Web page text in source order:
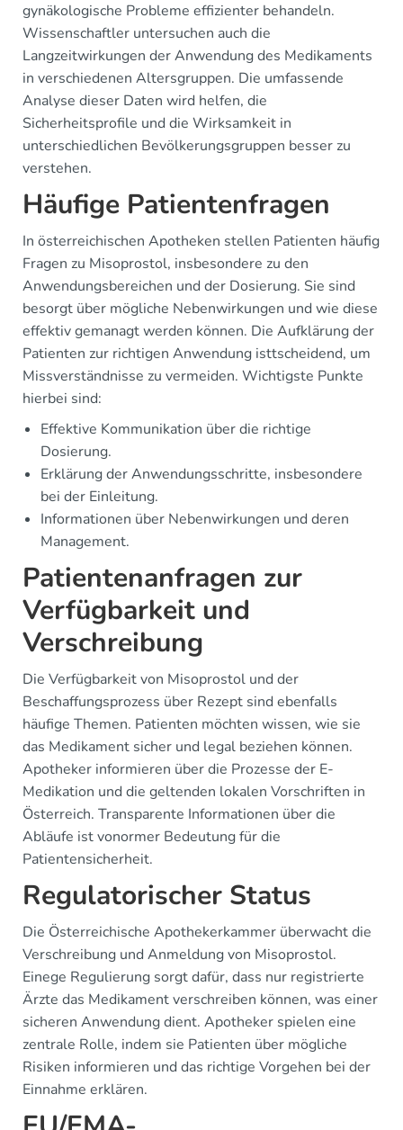
gynäkologische Probleme effizienter behandeln.
Wissenschaftler untersuchen auch die
Langzeitwirkungen der Anwendung des Medikaments
in verschiedenen Altersgruppen. Die umfassende
Analyse dieser Daten wird helfen, die
Sicherheitsprofile und die Wirksamkeit in
unterschiedlichen Bevölkerungsgruppen besser zu
verstehen.
Häufige Patientenfragen
In österreichischen Apotheken stellen Patienten häufig
Fragen zu Misoprostol, insbesondere zu den
Anwendungsbereichen und der Dosierung. Sie sind
besorgt über mögliche Nebenwirkungen und wie diese
effektiv gemanagt werden können. Die Aufklärung der
Patienten zur richtigen Anwendung isttscheidend, um
Missverständnisse zu vermeiden. Wichtigste Punkte
hierbei sind:
Effektive Kommunikation über die richtige
Dosierung.
Erklärung der Anwendungsschritte, insbesondere
bei der Einleitung.
Informationen über Nebenwirkungen und deren
Management.
Patientenanfragen zur
Verfügbarkeit und
Verschreibung
Die Verfügbarkeit von Misoprostol und der
Beschaffungsprozess über Rezept sind ebenfalls
häufige Themen. Patienten möchten wissen, wie sie
das Medikament sicher und legal beziehen können.
Apotheker informieren über die Prozesse der E-
Medikation und die geltenden lokalen Vorschriften in
Österreich. Transparente Informationen über die
Abläufe ist vonormer Bedeutung für die
Patientensicherheit.
Regulatorischer Status
Die Österreichische Apothekerkammer überwacht die
Verschreibung und Anmeldung von Misoprostol.
Einege Regulierung sorgt dafür, dass nur registrierte
Ärzte das Medikament verschreiben können, was einer
sicheren Anwendung dient. Apotheker spielen eine
zentrale Rolle, indem sie Patienten über mögliche
Risiken informieren und das richtige Vorgehen bei der
Einnahme erklären.